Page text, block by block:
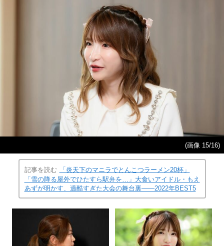
(画像 15/16)
記事を読む
「炎天下のマニラでとんこつラーメン20杯」
「雪の降る屋外でひたすら駅弁を…」大食いアイドル・もえ
あずが明かす、過酷すぎた大会の舞台裏――2022年BEST5